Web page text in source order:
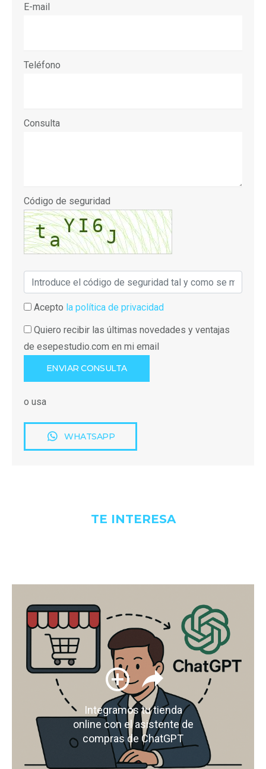
E-mail
Teléfono
Consulta
Código de seguridad
Acepto la política de privacidad
Quiero recibir las últimas novedades y ventajas
de esepestudio.com en mi email
o usa
WHATSAPP
TE INTERESA
Integramos tu tienda
online con el asistente de
compras de ChatGPT